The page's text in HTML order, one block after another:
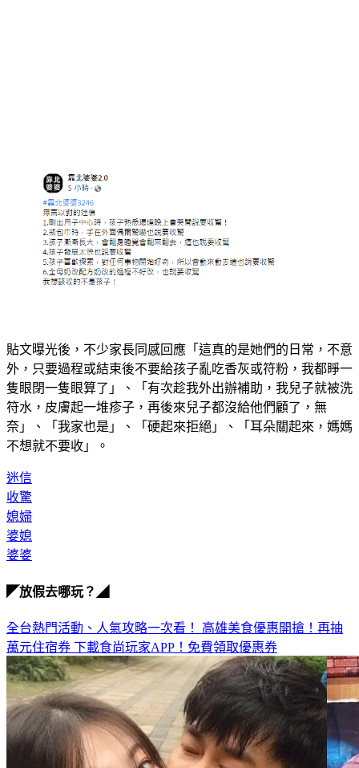
貼文曝光後，不少家長同感回應「這真的是她們的日常，不意
外，只要過程或結束後不要給孩子亂吃香灰或符粉，我都睜一
隻眼閉一隻眼算了」、「有次趁我外出辦補助，我兒子就被洗
符水，皮膚起一堆疹子，再後來兒子都沒給他們顧了，無
奈」、「我家也是」、「硬起來拒絕」、「耳朵關起來，媽媽
不想就不要收」。
迷信
收驚
媳婦
婆媳
婆婆
◤放假去哪玩？◢
全台熱門活動、人氣攻略一次看！ 高雄美食優惠開搶！再抽
萬元住宿券 下載食尚玩家APP！免費領取優惠券